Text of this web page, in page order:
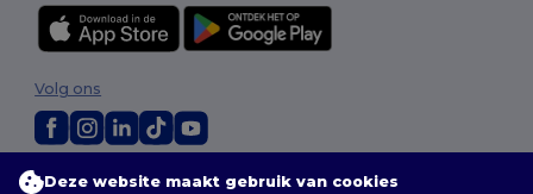
2026. Alle rechten voorbehouden
Volg ons
Deze website maakt gebruik van cookies